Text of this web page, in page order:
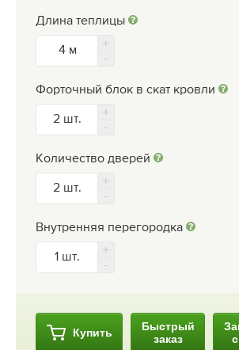
Длина теплицы
Форточный блок в скат кровли
Количество дверей
Внутренняя перегородка
Купить
Быстрый
заказ